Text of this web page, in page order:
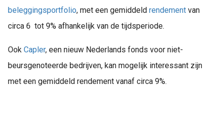
beleggingsportfolio, met een gemiddeld rendement van
circa 6 tot 9% afhankelijk van de tijdsperiode.
Ook Capler, een nieuw Nederlands fonds voor niet-
beursgenoteerde bedrijven, kan mogelijk interessant zijn
met een gemiddeld rendement vanaf circa 9%.